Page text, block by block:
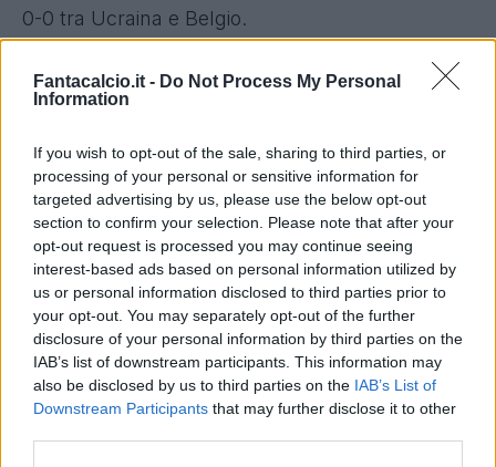
Fantacalcio.it - Do Not Process My Personal
Information
If you wish to opt-out of the sale, sharing to third parties, or
processing of your personal or sensitive information for
targeted advertising by us, please use the below opt-out
section to confirm your selection. Please note that after your
opt-out request is processed you may continue seeing
interest-based ads based on personal information utilized by
us or personal information disclosed to third parties prior to
your opt-out. You may separately opt-out of the further
disclosure of your personal information by third parties on the
IAB’s list of downstream participants. This information may
also be disclosed by us to third parties on the IAB’s List of
Downstream Participants that may further disclose it to other
0-0 tra Ucraina e Belgio.
Ucraina-Belgio: tabellino e voti per il
Fantacalcio
Ucraina-Belgio 0-0
UCRAINA (5-3-2) -
Trubin 6; Tymchyk 6,
Zabarnyi 6, Svatok 6,5 (Dal 81° Yarmolenko s.v),
Matviyenko 6,5, Mykolenko 6 (Dal 58° Zinchenko
6); Shaparenko 5,5 (Dal 70° Malinovskyi 6,5),
Brazhko 5,5 (Dal 70° Stepanenko 6), Sudakov
6,5; Dovkyk 5, Yaremchuk 6 (Dal 70° Vanat 6).
BELGIO (4-3-3) -
Casteels 6; Castagne 5,5,